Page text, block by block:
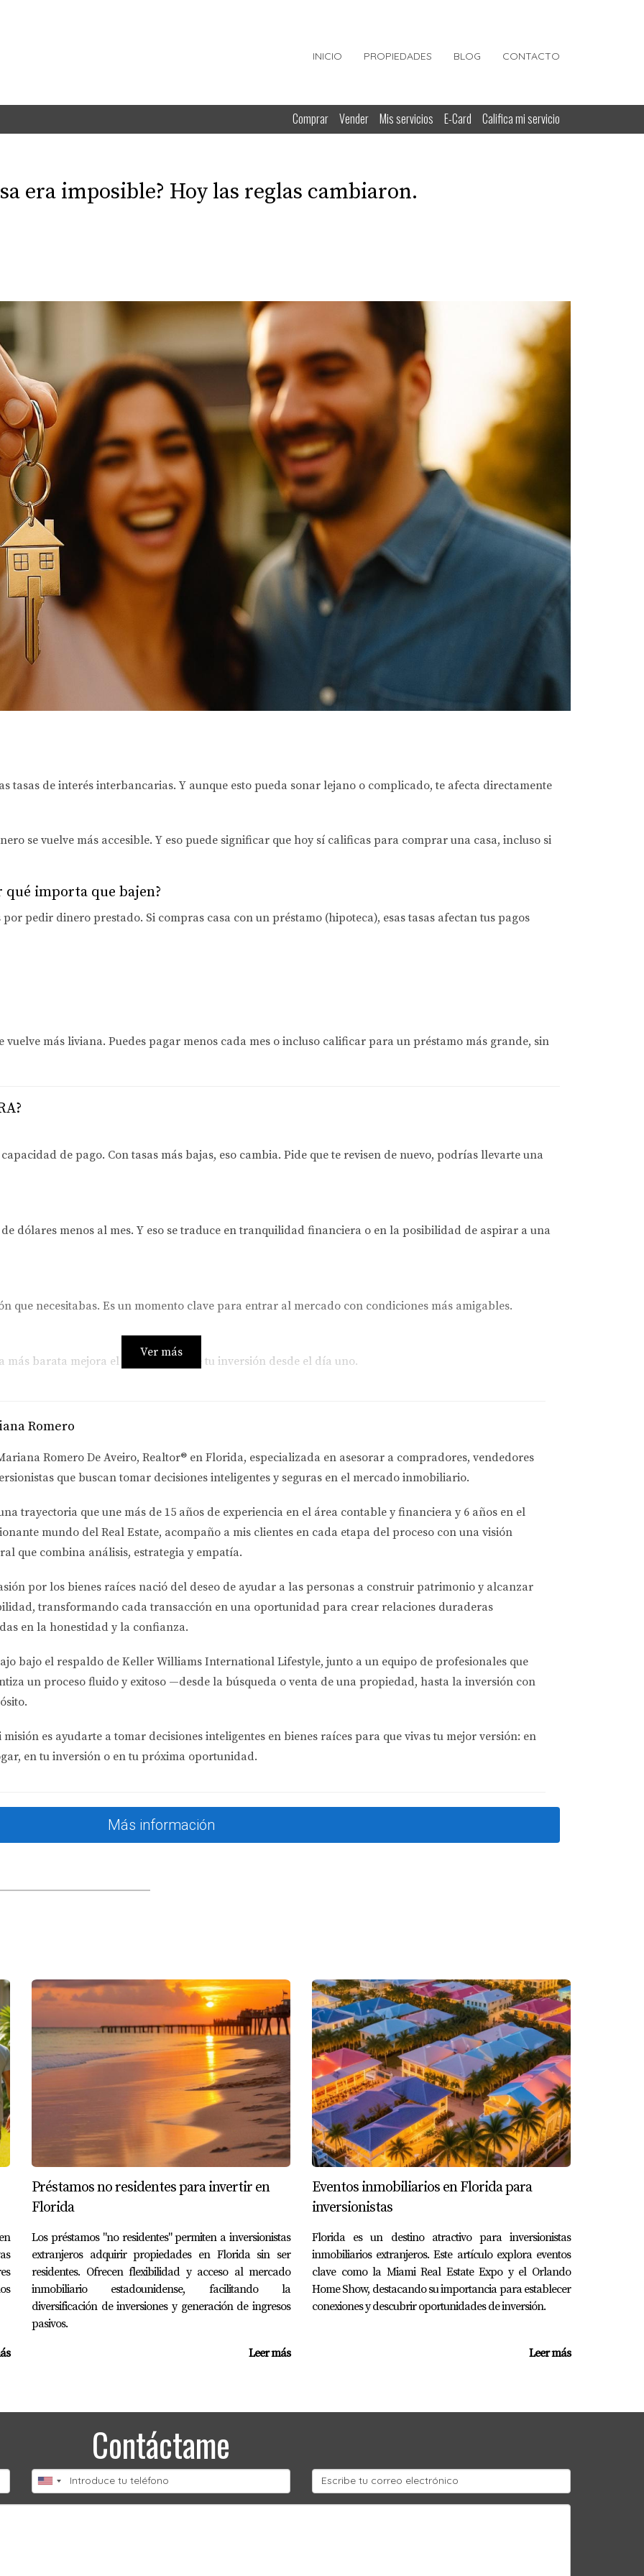
INICIO PROPIEDADES BLOG CONTACTO
Comprar Vender Mis servicios E-Card Califica mi servicio
era imposible? Hoy las reglas cambiaron.
tasas de interés interbancarias. Y aunque esto pueda sonar lejano o complicado,te afecta directamente
se vuelve más accesible. Y eso puede significar que hoy sí calificas para comprar una casa, incluso si
qué importa que bajen?
pedir dinero prestado. Si compras casa con un préstamo (hipoteca), esas tasas afectan tus pagos
vuelve más liviana. Puedes pagar menos cada mes o incluso calificar para un préstamo más grande, sin
de pago. Con tasas más bajas, eso cambia. Pide que te revisen de nuevo, podrías llevarte una
dólares menos al mes. Y eso se traduce en tranquilidad financiera o en la posibilidad de aspirar a una
que necesitabas. Es un momento clave para entrar al mercado con condiciones más amigables.
más barata mejora el rendimiento de tu inversión desde el día uno.
el Realtor y el prestamista.
puedes pagar cómodamente.
para ayudarte a lograrlo sin comprometer tu estabilidad.
. Eso significa más competencia por las propiedades disponibles.
ideal para dar el primer paso.Las condiciones están alineadas para que más personas puedan
puedes pagar cómodamente cada mes?
se ajusta a ti.
ti, hoy esa puerta
concreta.
Ver más
Romero
Romero De Aveiro, Realtor® en Florida, especializada en asesorar a compradores, vendedores
que buscan tomar decisiones inteligentes y seguras en el mercado inmobiliario.
trayectoria que une más de 15 años de experiencia en el área contable y financiera y 6 años en el
mundo del Real Estate, acompaño a mis clientes en cada etapa del proceso con una visión
que combina análisis, estrategia y empatía.
por los bienes raíces nació del deseo de ayudar a las personas a construir patrimonio y alcanzar
, transformando cada transacción en una oportunidad para crear relaciones duraderas
en la honestidad y la confianza.
bajo el respaldo de Keller Williams International Lifestyle, junto a un equipo de profesionales que
un proceso fluido y exitoso —desde la búsqueda o venta de una propiedad, hasta la inversión con
misión es ayudarte a tomar decisiones inteligentes en bienes raíces para que vivas tu mejor versión: en
en tu inversión o en tu próxima oportunidad.
Más información
Préstamos no residentes para invertir en
Florida
Los préstamos "no residentes" permiten a inversionistas
extranjeros adquirir propiedades en Florida sin ser
residentes. Ofrecen flexibilidad y acceso al mercado
inmobiliario estadounidense, facilitando la
diversificación de inversiones y generación de ingresos
pasivos.
Leer más
Eventos inmobiliarios en Florida para
inversionistas
Florida es un destino atractivo para inversionistas
inmobiliarios extranjeros. Este artículo explora eventos
clave como la Miami Real Estate Expo y el Orlando
Home Show, destacando su importancia para establecer
conexiones y descubrir oportunidades de inversión.
Leer más
Contáctame